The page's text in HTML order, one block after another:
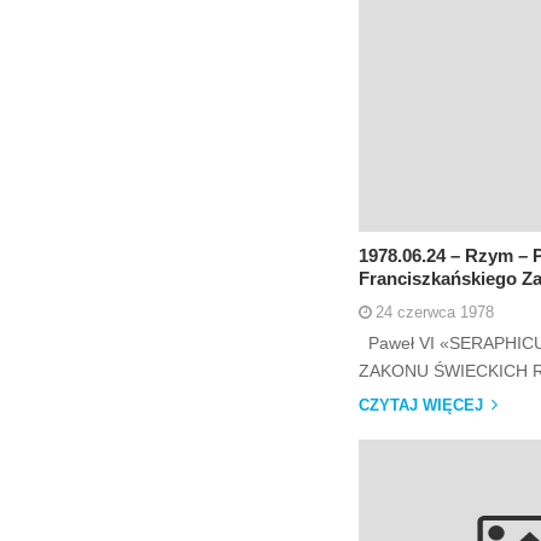
1978.06.24 – Rzym
Franciszkańskiego
24 czerwca 1978
Paweł VI
ZAKONU
CZYTAJ WIĘCEJ